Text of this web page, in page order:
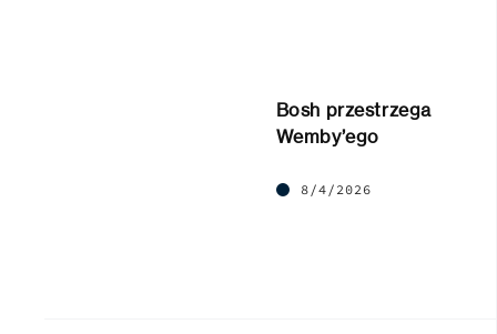
Bosh przestrzega
Wemby’ego
8/4/2026